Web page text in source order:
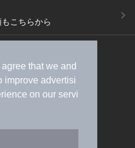
that we and
improve advertisi
on our servi
こちらから
）
広告出稿のご案内
イルMEMBERS+規約
記
ヘルプ
採用情報